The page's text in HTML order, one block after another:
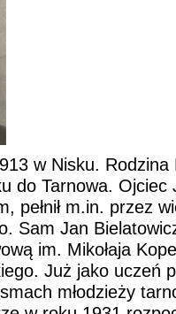
w Nisku. Rodzina
do Tarnowa.
pełnił m.in. przez
Sam Jan
im. Mikołaja
Już jako uczeń
młodzieży